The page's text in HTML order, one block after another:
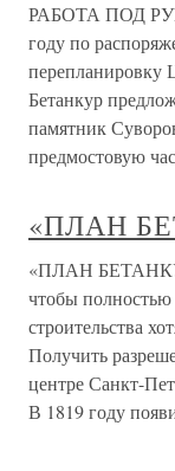
РАБОТА ПОД
году по
перепланировку
Бетанкур
памятник
предмостовую
«ПЛАН
«ПЛАН
чтобы полностью
строительства
Получить
центре Санкт-
В 1819 году